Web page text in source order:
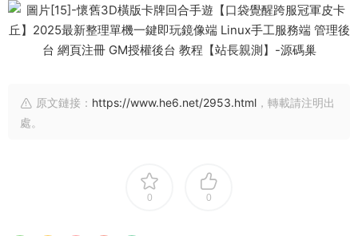
原文鏈接： https://www.he6.net/2953.html ，轉載請注明出
處。
0 0